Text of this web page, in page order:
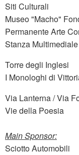
Siti Culturali
Museo "Macho"
Permanente Arte
Stanza Multimediale
Torre degli Inglesi
I Monologhi di
Via Lanterna / Via
Vie della Poesia
Main Sponsor:
Sciotto Automobili